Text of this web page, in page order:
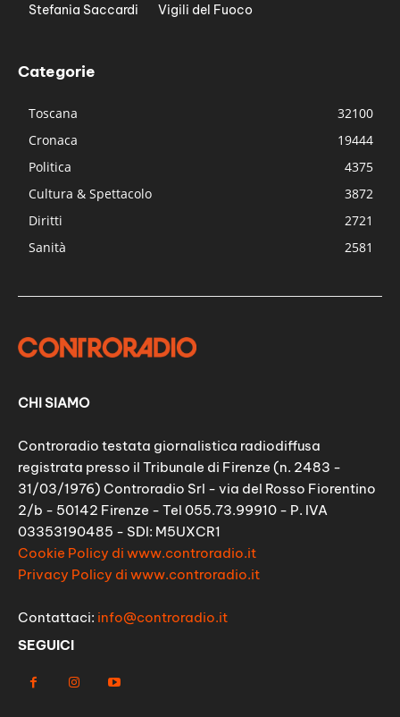
Stefania Saccardi
Vigili del Fuoco
Categorie
Toscana
32100
Cronaca
19444
Politica
4375
Cultura & Spettacolo
3872
Diritti
2721
Sanità
2581
CHI SIAMO
Controradio testata giornalistica radiodiffusa
registrata presso il Tribunale di Firenze (n. 2483 -
31/03/1976) Controradio Srl - via del Rosso Fiorentino
2/b - 50142 Firenze - Tel 055.73.99910 - P. IVA
03353190485 - SDI: M5UXCR1
Cookie Policy di www.controradio.it
Privacy Policy di www.controradio.it
Contattaci: info@controradio.it
SEGUICI